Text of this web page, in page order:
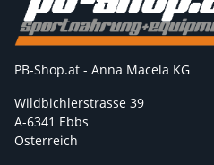
PB-Shop.at - Anna Macela KG
Wildbichlerstrasse 39
A-6341 Ebbs
Österreich